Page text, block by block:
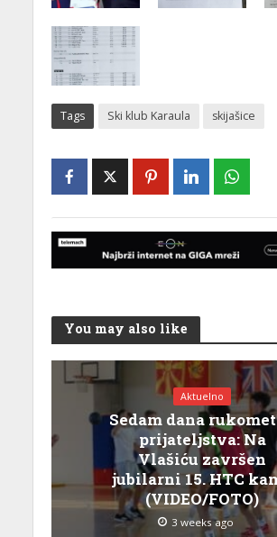
Tags Ski klub Karaula skijašice
You may also like
Aktuelno
Sedam dana
prijateljstva: Na
Vlašiću završen
jubilarni 15. HTC
(VIDEO/FOTO)
3 weeks ago